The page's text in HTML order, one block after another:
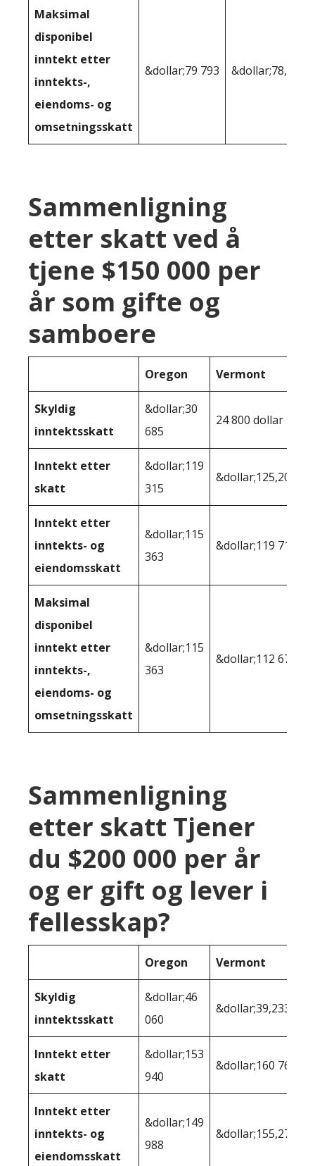
Maksimal
disponibel
inntekt etter
inntekts-,
eiendoms- og
omsetningsskatt
&dollar;79 793 &dollar;78,187
Sammenligning
etter skatt ved å
tjene $150 000 per
år som gifte og
samboere
Oregon Vermont
Skyldig
inntektsskatt
&dollar;30
685
24 800 dollar
Inntekt etter
skatt
&dollar;119
315
&dollar;125,200
Inntekt etter
inntekts- og
eiendomsskatt
&dollar;115
363
&dollar;119 710
Maksimal
disponibel
inntekt etter
inntekts-,
eiendoms- og
omsetningsskatt
&dollar;115
363
&dollar;112 679
Sammenligning
etter skatt Tjener
du $200 000 per år
og er gift og lever i
fellesskap?
Oregon Vermont
Skyldig
inntektsskatt
&dollar;46
060
&dollar;39,233
Inntekt etter
skatt
&dollar;153
940
&dollar;160 767
Inntekt etter
inntekts- og
eiendomsskatt
&dollar;149
988
&dollar;155,277